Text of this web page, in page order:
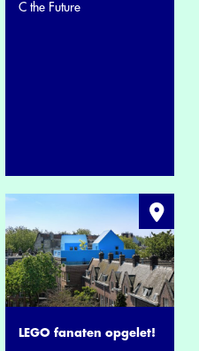
C the Future
LEGO fanaten opgelet!